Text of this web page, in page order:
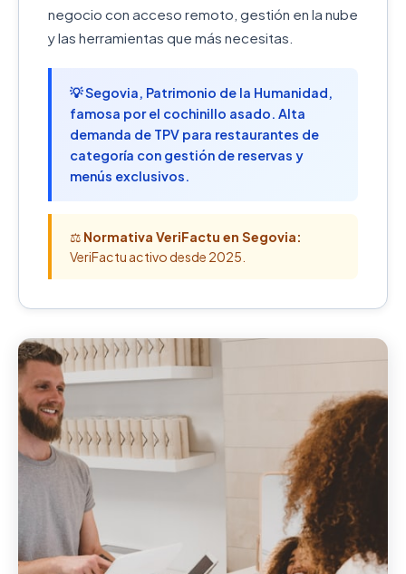
negocio con acceso remoto, gestión en la nube
y las herramientas que más necesitas.
💡 Segovia, Patrimonio de la Humanidad,
famosa por el cochinillo asado. Alta
demanda de TPV para restaurantes de
categoría con gestión de reservas y
menús exclusivos.
⚖️ Normativa VeriFactu en Segovia:
VeriFactu activo desde 2025.